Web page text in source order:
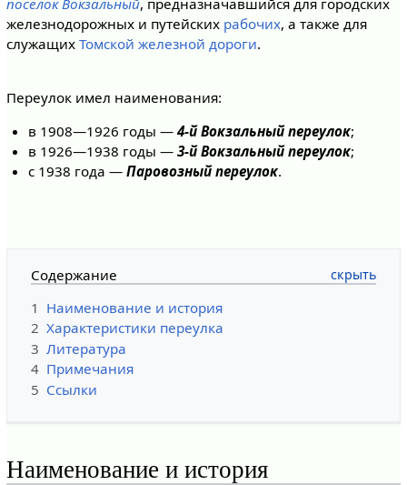
железнодорожных и путейских рабочих, а также для
служащих Томской железной дороги.
Переулок имел наименования:
в 1908—1926 годы —4-й Вокзальный переулок;
в 1926—1938 годы —3-й Вокзальный переулок;
с 1938 года —Паровозный переулок.
Содержание
1 Наименование и история
2 Характеристики переулка
3 Литература
4 Примечания
5 Ссылки
Наименование и история